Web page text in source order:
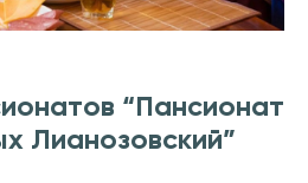
“Пансионат
Лианозовский”